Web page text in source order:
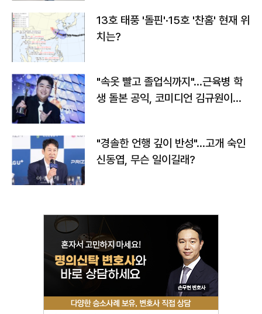
13호 태풍 '돌핀'·15호 '찬홈' 현재 위
치는?
"속옷 빨고 졸업식까지"…근육병 학
생 돌본 공익, 코미디언 김규원이었
"경솔한 언행 깊이 반성"…고개 숙인
신동엽, 무슨 일이길래?